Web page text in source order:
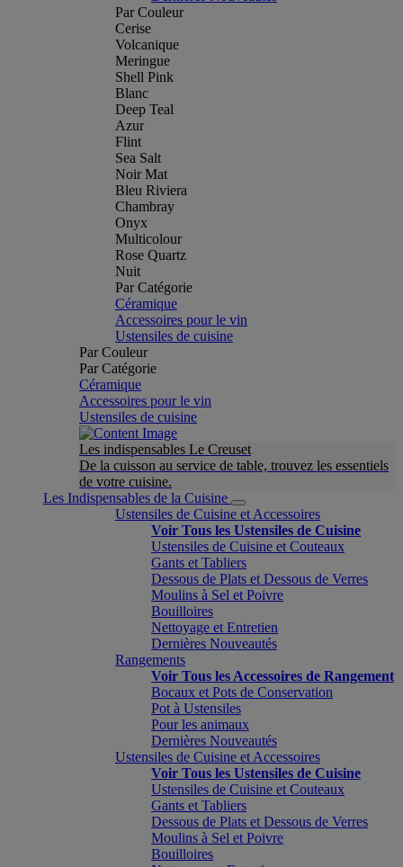
Par Couleur
Cerise
Volcanique
Meringue
Shell Pink
Blanc
Deep Teal
Azur
Flint
Sea Salt
Noir Mat
Bleu Riviera
Chambray
Onyx
Multicolour
Rose Quartz
Nuit
Par Catégorie
Céramique
Accessoires pour le vin
Ustensiles de cuisine
Par Couleur
Par Catégorie
Céramique
Accessoires pour le vin
Ustensiles de cuisine
Les indispensables Le Creuset
De la cuisson au service de table, trouvez les essentiels
de votre cuisine.
Les Indispensables de la Cuisine
Ustensiles de Cuisine et Accessoires
Voir Tous les Ustensiles de Cuisine
Ustensiles de Cuisine et Couteaux
Gants et Tabliers
Dessous de Plats et Dessous de Verres
Moulins à Sel et Poivre
Bouilloires
Nettoyage et Entretien
Dernières Nouveautés
Rangements
Voir Tous les Accessoires de Rangement
Bocaux et Pots de Conservation
Pot à Ustensiles
Pour les animaux
Dernières Nouveautés
Ustensiles de Cuisine et Accessoires
Voir Tous les Ustensiles de Cuisine
Ustensiles de Cuisine et Couteaux
Gants et Tabliers
Dessous de Plats et Dessous de Verres
Moulins à Sel et Poivre
Bouilloires